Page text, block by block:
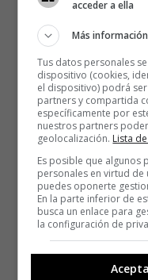
acceder a ella
Más información
Tus datos personales
dispositivo (cookies,
el dispositivo) podrá
partners y compartida
específicamente por
nuestros partners
geolocalización. Lista
Es posible que
personales en virtud de
puedes oponerte
En la parte inferior de
busca un enlace para
la configuración de